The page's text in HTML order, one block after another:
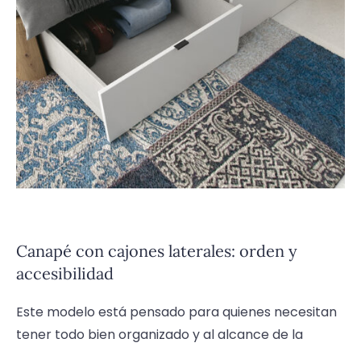
Canapé con cajones laterales: orden y
accesibilidad
Este modelo está pensado para quienes necesitan
tener todo bien organizado y al alcance de la